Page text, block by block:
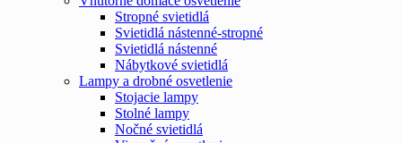
Stropné svietidlá
Svietidlá nástenné-stropné
Svietidlá nástenné
Nábytkové svietidlá
Lampy a drobné osvetlenie
Stojacie lampy
Stolné lampy
Nočné svietidlá